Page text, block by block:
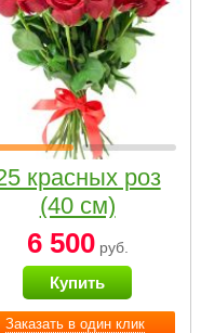
Заказать в один клик
красных роз
(40 см)
6 500руб.
Купить